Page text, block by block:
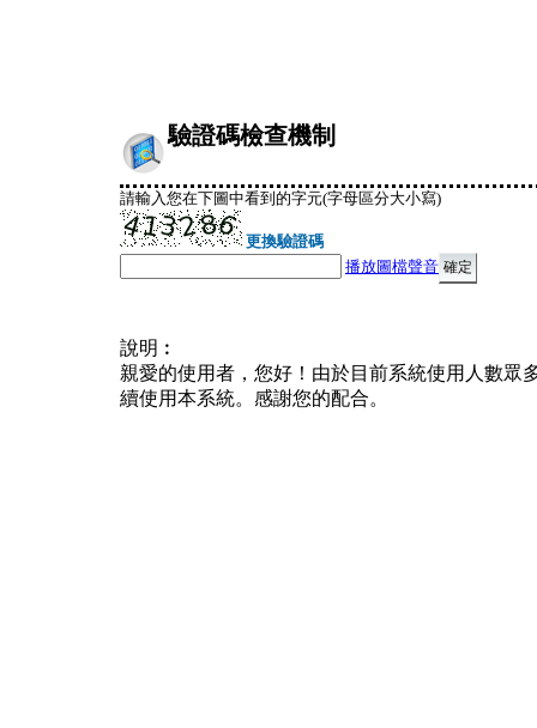
驗證碼檢查機制
請輸入您在下圖中看到的字元(字母區分大小寫)
更換驗證碼
播放圖檔聲音
說明︰
親愛的使用者，您好！由於目前系統使用人數眾
續使用本系統。感謝您的配合。